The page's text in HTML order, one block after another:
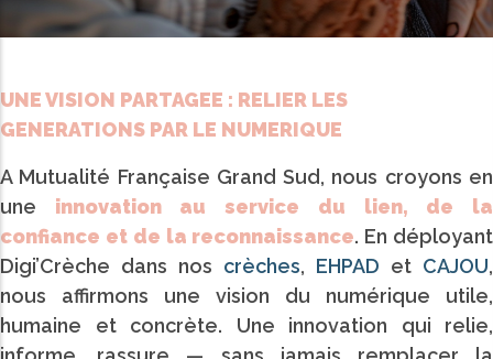
UNE VISION PARTAGEE : RELIER LES
GENERATIONS PAR LE NUMERIQUE
A Mutualité Française Grand Sud, nous croyons en
une innovation au service du lien, de la
confiance et de la reconnaissance. En déployant
Digi’Crèche dans nos crèches, EHPAD et CAJOU,
nous affirmons une vision du numérique utile,
humaine et concrète. Une innovation qui relie,